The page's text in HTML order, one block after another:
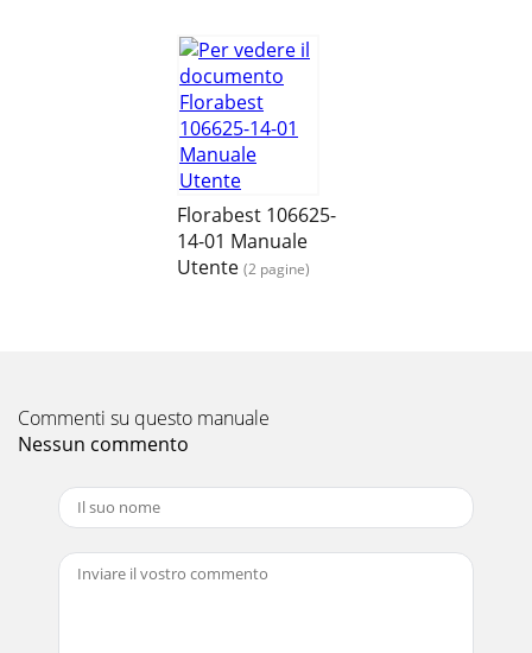
Florabest 106625-
14-01 Manuale
Utente (2 pagine)
Commenti su questo manuale
Nessun commento